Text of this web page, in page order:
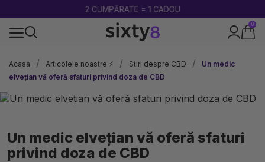
2 CUMPĂRATE = 1 CADOU
0
Acasa
Articolele noastre ⚡ Stiri despre CBD
Un medic
elvețian vă oferă sfaturi privind doza de CBD
Un medic elvețian vă oferă sfaturi
privind doza de CBD